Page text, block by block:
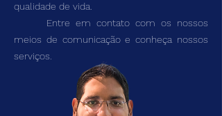
qualidade de vida.
Entre em contato com os nossos
meios de comunicação e conheça nossos
serviços.